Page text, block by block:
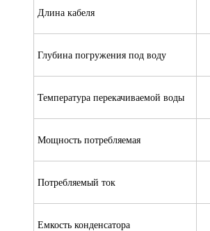
Длина кабеля
Глубина погружения под воду
Температура перекачиваемой воды
Мощность потребляемая
Потребляемый ток
Емкость конденсатора